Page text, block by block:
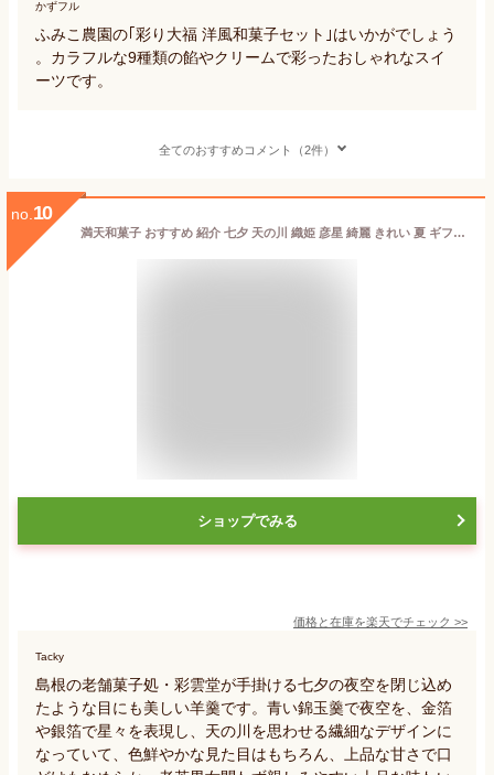
かずフル
ふみこ農園の｢彩り大福 洋風和菓子セット｣はいかがでしょう
。カラフルな9種類の餡やクリームで彩ったおしゃれなスイ
ーツです。
全てのおすすめコメント（2件）
no. 10
満天和菓子 おすすめ 紹介 七夕 天の川 織姫 彦星 綺麗 きれい 夏 ギフト 贈り物 映え おしゃれ お菓子 スイーツ 羊羹 ようかん お中元 スイーツ のし 高級 宇宙
ショップでみる
価格と在庫を楽天でチェック >>
Tacky
島根の老舗菓子処・彩雲堂が手掛ける七夕の夜空を閉じ込め
たような目にも美しい羊羹です。青い錦玉羹で夜空を、金箔
や銀箔で星々を表現し、天の川を思わせる繊細なデザインに
なっていて、色鮮やかな見た目はもちろん、上品な甘さで口